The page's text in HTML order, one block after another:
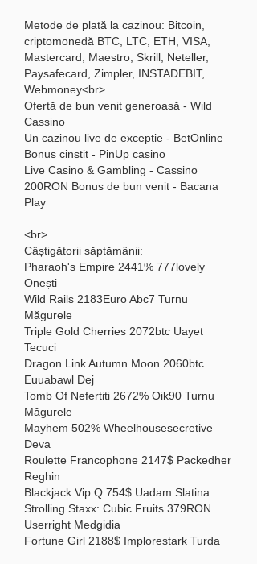
Metode de plată la cazinou: Bitcoin,
criptomonedă BTC, LTC, ETH, VISA,
Mastercard, Maestro, Skrill, Neteller,
Paysafecard, Zimpler, INSTADEBIT,
Webmoney<br>
Ofertă de bun venit generoasă - Wild
Cassino
Un cazinou live de excepție - BetOnline
Bonus cinstit - PinUp casino
Live Casino & Gambling - Cassino
200RON Bonus de bun venit - Bacana
Play
<br>
Câștigătorii săptămânii:
Pharaoh's Empire 2441% 777lovely
Onești
Wild Rails 2183Euro Abc7 Turnu
Măgurele
Triple Gold Cherries 2072btc Uayet
Tecuci
Dragon Link Autumn Moon 2060btc
Euuabawl Dej
Tomb Of Nefertiti 2672% Oik90 Turnu
Măgurele
Mayhem 502% Wheelhousesecretive
Deva
Roulette Francophone 2147$ Packedher
Reghin
Blackjack Vip Q 754$ Uadam Slatina
Strolling Staxx: Cubic Fruits 379RON
Userright Medgidia
Fortune Girl 2188$ Implorestark Turda